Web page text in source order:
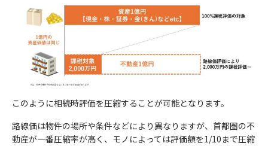
このように相続時評価を圧縮することが可能となります。
路線価は物件の場所や条件などにより異なりますが、首都圏の不
動産が一番圧縮率が高く、モノによっては評価額を1/10まで圧縮